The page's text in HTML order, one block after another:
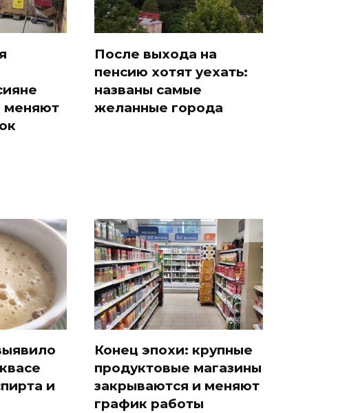
меняют
После выхода на
пенсию хотят уехать:
названы самые
желанные города
и
Конец эпохи: крупные
продуктовые магазины
закрываются и меняют
график работы